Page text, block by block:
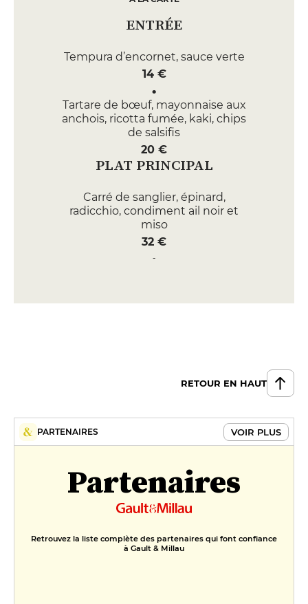
ENTRÉE
Tempura d’encornet, sauce verte
14 €
Tartare de bœuf, mayonnaise aux
anchois, ricotta fumée, kaki, chips
de salsifis
20 €
PLAT PRINCIPAL
Carré de sanglier, épinard,
radicchio, condiment ail noir et
miso
32 €
30 €
FORMULES
Formule déjeuner
24 €
29 €
RETOUR EN HAUT
PARTENAIRES VOIR PLUS
Partenaires
Retrouvez la liste complète des partenaires qui font confiance
à Gault & Millau